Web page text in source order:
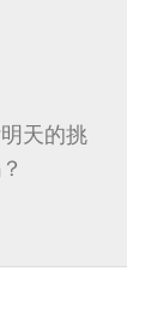
天的挑